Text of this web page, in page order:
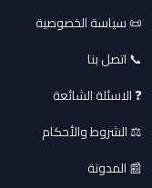
📜 سياسة الخصوصية
📞 اتصل بنا
❓ الاسئلة الشائعة
⚖️ الشروط والأحكام
📰 المدونة